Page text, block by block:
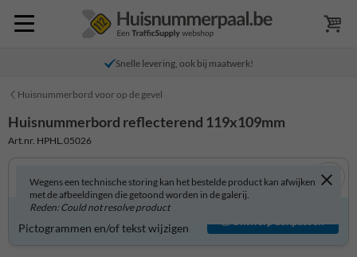
Snelle levering, ook bij maatwerk!
Huisnummerbord voor op de gevel
Huisnummerbord reflecterend 119x109mm
Art.nr. HPHL.05026
Wegens een technische storing kan het bestelde product kan afwijken
met de afbeeldingen die getoond worden in de galerij.
Reden: Could not resolve product
Huisnummerbord zelf aanpassen?
Pictogrammen en/of tekst wijzigen
Ontwerp aanpassen